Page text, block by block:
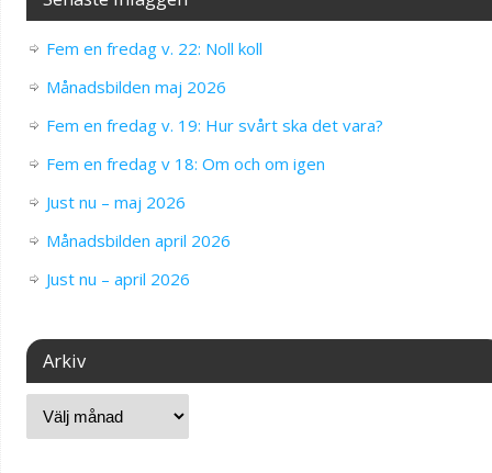
Fem en fredag v. 22: Noll koll
Månadsbilden maj 2026
Fem en fredag v. 19: Hur svårt ska det vara?
Fem en fredag v 18: Om och om igen
Just nu – maj 2026
Månadsbilden april 2026
Just nu – april 2026
Arkiv